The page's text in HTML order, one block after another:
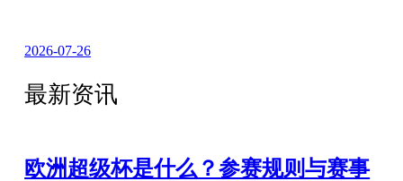
2026-07-26
最新资讯
欧洲超级杯是什么？参赛规则与赛事